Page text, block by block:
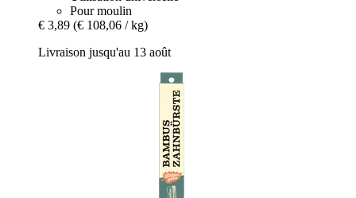
Pour moulin
€ 3,89 (€ 108,06 / kg)
Livraison jusqu'au 13 août